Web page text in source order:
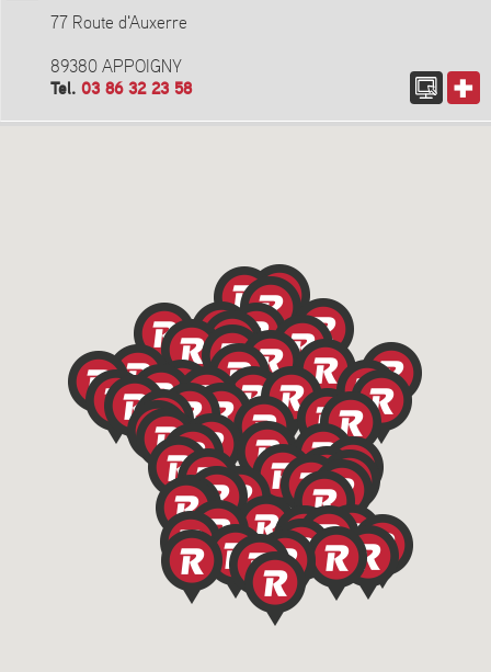
77 Route d'Auxerre
89380 APPOIGNY
Tel. 03 86 32 23 58